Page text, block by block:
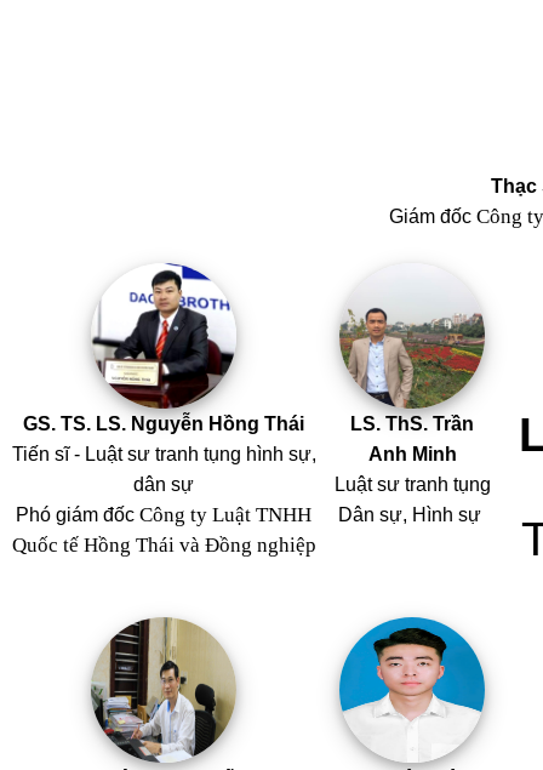
Thạc
Giám đốc Công
GS. TS. LS. Nguyễn Hồng Thái
Tiến sĩ - Luật sư tranh tụng hình sự,
dân sự
Phó giám đốc Công ty Luật TNHH
Quốc tế Hồng Thái và Đồng nghiệp
LS. ThS. Trần
Anh Minh
Luật sư tranh tụng
Dân sự, Hình sự